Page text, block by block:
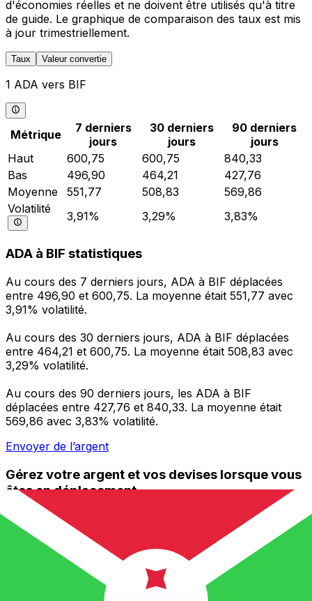
d'économies réelles et ne doivent être utilisés qu'à titre
de guide. Le graphique de comparaison des taux est mis
à jour trimestriellement.
Taux Valeur convertie
1 ADA vers BIF
Métrique
7 derniers
jours
30 derniers
jours
90 derniers
jours
Haut
600,75 600,75
840,33
Bas
496,90 464,21
427,76
Moyenne
551,77 508,83
569,86
Volatilité
3,91% 3,29% 3,83%
ADA à BIF statistiques
Au cours des 7 derniers jours, ADA à BIF déplacées
entre 496,90 et 600,75. La moyenne était 551,77 avec
3,91% volatilité.
Au cours des 30 derniers jours, ADA à BIF déplacées
entre 464,21 et 600,75. La moyenne était 508,83 avec
3,29% volatilité.
Au cours des 90 derniers jours, les ADA à BIF
déplacées entre 427,76 et 840,33. La moyenne était
569,86 avec 3,83% volatilité.
Envoyer de l’argent
Gérez votre argent et vos devises lorsque vous
êtes en déplacement
L'application Xe réunit toutes les fonctionnalités
nécessaires pour vos transferts d'argent internationaux
et la gestion de vos devises. Convertissez des devises,
programmez des alertes de taux et transférez de
l'argent à l'étranger sans frais cachés. Téléchargez
l'application dès aujourd'hui !